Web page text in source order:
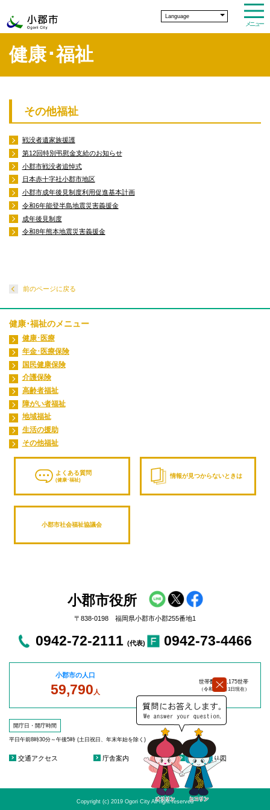
Language
メニュー
健康･福祉
その他福祉
戦没者遺家族援護
第12回特別弔慰金支給のお知らせ
小郡市戦没者追悼式
日本赤十字社小郡市地区
小郡市成年後見制度利用促進基本計画
令和6年能登半島地震災害義援金
成年後見制度
令和8年熊本地震災害義援金
前のページに戻る
健康･福祉のメニュー
健康･医療
年金･医療保険
国民健康保険
介護保険
高齢者福祉
障がい者福祉
地域福祉
生活の援助
その他福祉
よくある質問
(健康･福祉)
情報が見つからないときは
小郡市社会福祉協議会
小郡市役所
〒838-0198 福岡県小郡市小郡255番地1
0942-72-2111 (代表) 0942-73-4466
小郡市の人口
59,790人
世帯数：27,175世帯
（令和8年8月1日現在）
開庁日・開庁時間
平日午前8時30分～午後5時 (土日祝日、年末年始を除く)
交通アクセス 庁舎案内 庁舎見取り図
Copyright (c) 2019 Ogori City All right reserved